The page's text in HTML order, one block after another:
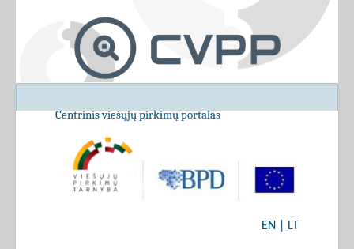
Centrinis viešųjų pirkimų portalas
EN LT